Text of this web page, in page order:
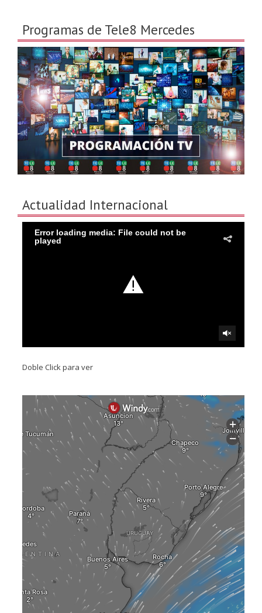
Programas de Tele8 Mercedes
Actualidad Internacional
Doble Click para ver